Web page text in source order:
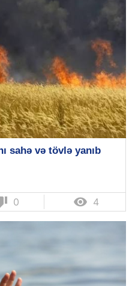
sahə və tövlə yanıb
0  4